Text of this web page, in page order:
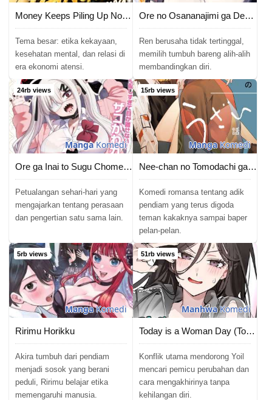
Money Keeps Piling Up No Matter How Much I Spend
Tema besar: etika kekayaan,
kesehatan mental, dan relasi di
era ekonomi atensi.
Ore no Osananajimi ga Dekkkkaku Narisugita
Ren berusaha tidak tertinggal,
memilih tumbuh bareng alih-alih
membandingkan diri.
24rb views
MangaKomedi
Ore ga Inai to Sugu Chomeru Hakanagi Kasumi
Petualangan sehari-hari yang
mengajarkan tentang perasaan
dan pengertian satu sama lain.
15rb views
MangaKomedi
Nee-chan no Tomodachi ga Uzai Hanashi
Komedi romansa tentang adik
pendiam yang terus digoda
teman kakaknya sampai baper
pelan-pelan.
5rb views
MangaKomedi
Ririmu Horikku
Akira tumbuh dari pendiam
menjadi sosok yang berani
peduli, Ririmu belajar etika
memengaruhi manusia.
51rb views
ManhwaKomedi
Today is a Woman Day (Today&#8217;s Han Yoil Is a Woman)
Konflik utama mendorong Yoil
mencari pemicu perubahan dan
cara mengakhirinya tanpa
kehilangan diri.